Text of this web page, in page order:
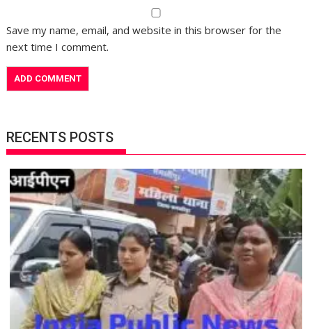
Save my name, email, and website in this browser for the
next time I comment.
RECENTS POSTS